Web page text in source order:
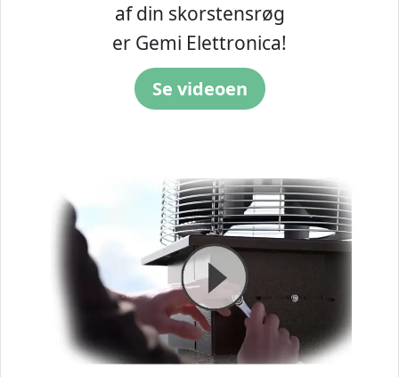
af din skorstensrøg
er Gemi Elettronica!
Se videoen